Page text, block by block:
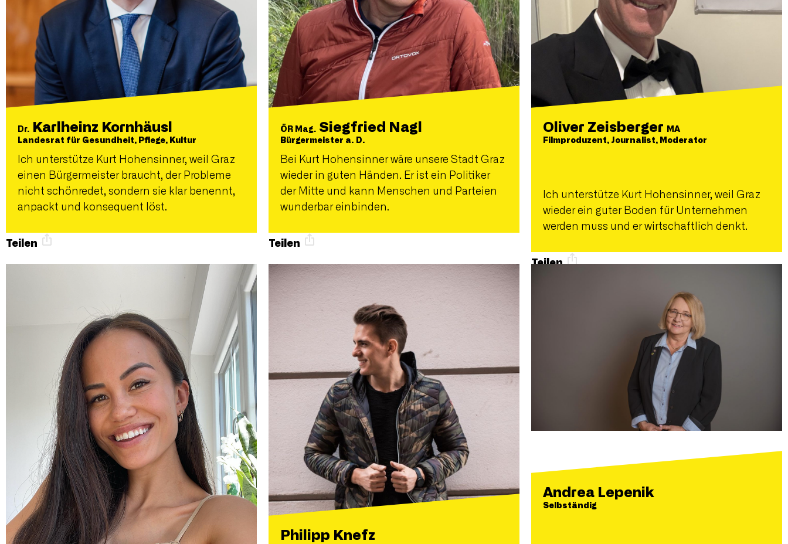
Dr. Karlheinz Kornhäusl
Landesrat für Gesundheit, Pflege, Kultur
Ich unterstütze Kurt Hohensinner, weil Graz
einen Bürgermeister braucht, der Probleme
nicht schönredet, sondern sie klar benennt,
anpackt und konsequent löst.
Teilen
ÖR Mag. Siegfried Nagl
Bürgermeister a. D.
Bei Kurt Hohensinner wäre unsere Stadt Graz
wieder in guten Händen. Er ist ein Politiker
der Mitte und kann Menschen und Parteien
wunderbar einbinden.
Teilen
Oliver Zeisberger
MA
Filmproduzent, Journalist, Moderator
Ich unterstütze Kurt Hohensinner, weil Graz
wieder ein guter Boden für Unternehmen
werden muss und er wirtschaftlich denkt.
Teilen
Philipp Knefz
Andrea Lepenik
Selbständig